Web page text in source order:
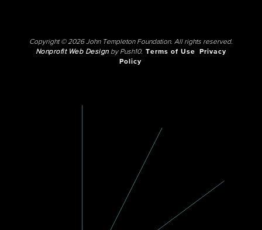
Copyright © 2026 John Templeton Foundation. All rights reserved.
Nonprofit Web Designby Push10. Terms of Use
Privacy
Policy